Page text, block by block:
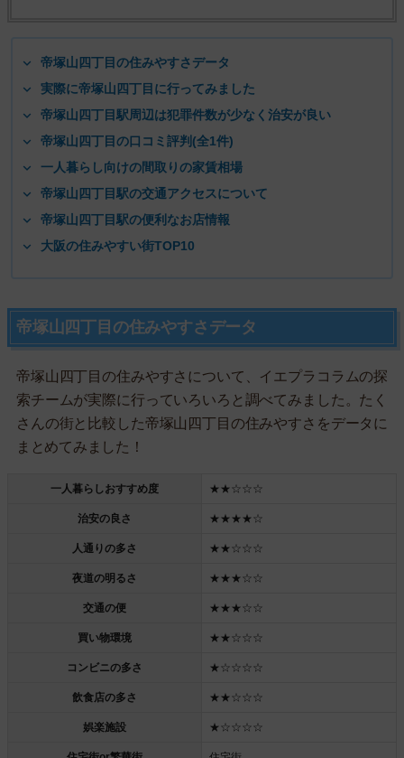
帝塚山四丁目の住みやすさデータ
実際に帝塚山四丁目に行ってみました
帝塚山四丁目駅周辺は犯罪件数が少なく治安が良い
帝塚山四丁目の口コミ評判(全1件)
一人暮らし向けの間取りの家賃相場
帝塚山四丁目駅の交通アクセスについて
帝塚山四丁目駅の便利なお店情報
大阪の住みやすい街TOP10
帝塚山四丁目の住みやすさデータ
帝塚山四丁目の住みやすさについて、イエプラコラムの探
索チームが実際に行っていろいろと調べてみました。たく
さんの街と比較した帝塚山四丁目の住みやすさをデータに
まとめてみました！
一人暮らしおすすめ度 ★★☆☆☆
治安の良さ ★★★★☆
人通りの多さ ★★☆☆☆
夜道の明るさ ★★★☆☆
交通の便 ★★★☆☆
買い物環境 ★★☆☆☆
コンビニの多さ ★☆☆☆☆
飲食店の多さ ★★☆☆☆
娯楽施設 ★☆☆☆☆